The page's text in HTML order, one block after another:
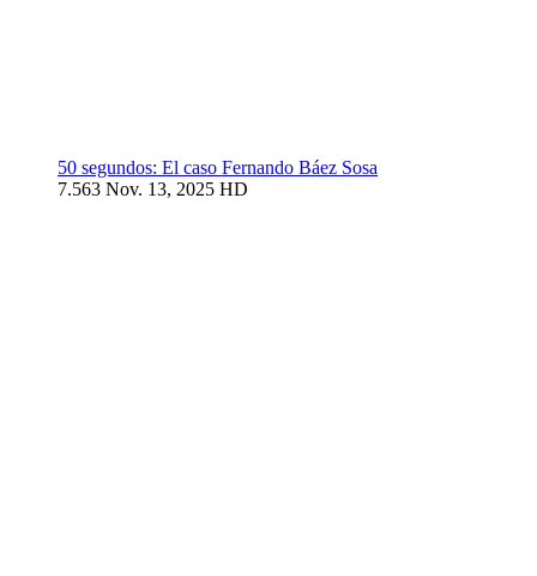
50 segundos: El caso Fernando Báez Sosa
7.563 Nov. 13, 2025 HD